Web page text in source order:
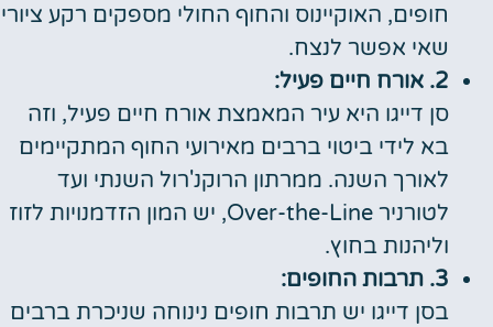
חופים, האוקיינוס והחוף החולי מספקים רקע ציורי
שאי אפשר לנצח.
2. אורח חיים פעיל:
סן דייגו היא עיר המאמצת אורח חיים פעיל, וזה
בא לידי ביטוי ברבים מאירועי החוף המתקיימים
לאורך השנה. ממרתון הרוקנ'רול השנתי ועד
לטורניר Over-the-Line, יש המון הזדמנויות לזוז
וליהנות בחוץ.
3. תרבות החופים:
בסן דייגו יש תרבות חופים נינוחה שניכרת ברבים